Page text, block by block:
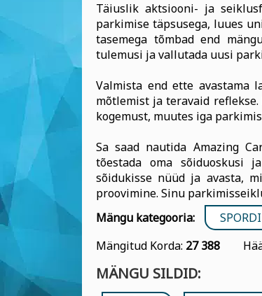
Täiuslik aktsiooni- ja
parkimise täpsusega, luues
tasemega tõmbad end
tulemusi ja vallutada uusi
Valmista end ette
mõtlemist ja teravaid
kogemust, muutes iga
Sa saad nautida Amazing
tõestada oma sõiduoskusi
sõidukisse nüüd ja avasta,
proovimine. Sinu
Mängu kategooria:
Mängitud Korda: 27 388
MÄNGU SILDID: